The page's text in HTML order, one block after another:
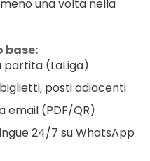
una volta nella
base:
(LaLiga)
posti adiacenti
email (PDF/QR)
24/7 su WhatsApp